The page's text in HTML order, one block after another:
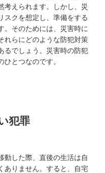
考えられます。しかし、災
スクを想定し、準備をする
。そのためには、災害時に
れらにどのような防犯対策
るでしょう。災害時の防犯
とつなのです。
犯罪
動した際、直後の生活は自
ありません。すると、自宅